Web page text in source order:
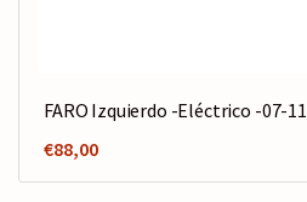
FARO Izquierdo -Eléctrico -07-11
€88,00